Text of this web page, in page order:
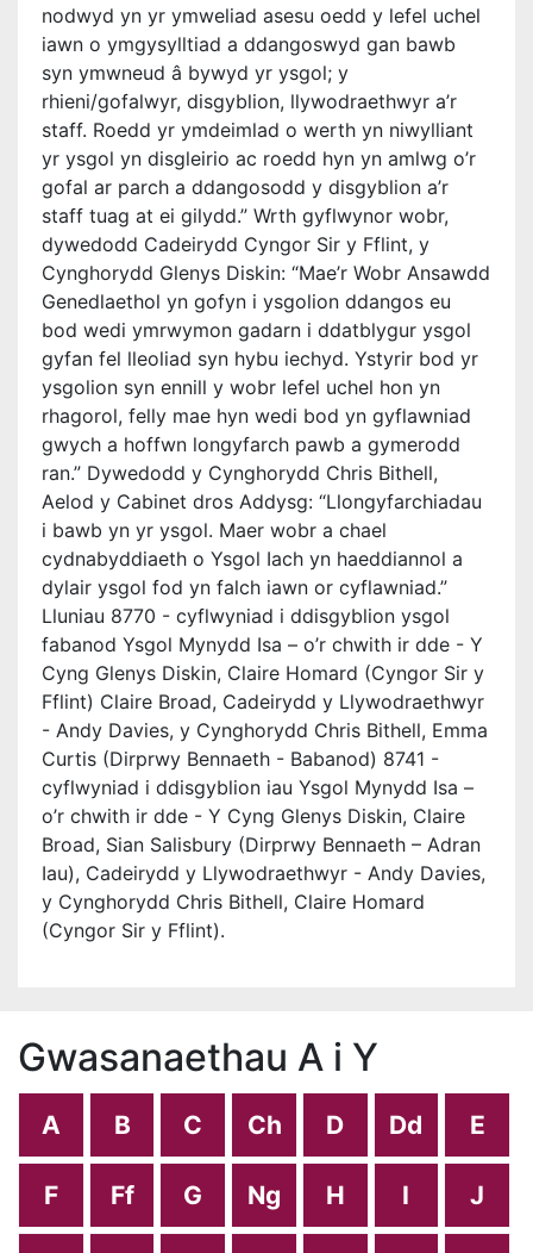
nodwyd yn yr ymweliad asesu oedd y lefel uchel
iawn o ymgysylltiad a ddangoswyd gan bawb
syn ymwneud â bywyd yr ysgol; y
rhieni/gofalwyr, disgyblion, llywodraethwyr a’r
staff. Roedd yr ymdeimlad o werth yn niwylliant
yr ysgol yn disgleirio ac roedd hyn yn amlwg o’r
gofal ar parch a ddangosodd y disgyblion a’r
staff tuag at ei gilydd.” Wrth gyflwynor wobr,
dywedodd Cadeirydd Cyngor Sir y Fflint, y
Cynghorydd Glenys Diskin: “Mae’r Wobr Ansawdd
Genedlaethol yn gofyn i ysgolion ddangos eu
bod wedi ymrwymon gadarn i ddatblygur ysgol
gyfan fel lleoliad syn hybu iechyd. Ystyrir bod yr
ysgolion syn ennill y wobr lefel uchel hon yn
rhagorol, felly mae hyn wedi bod yn gyflawniad
gwych a hoffwn longyfarch pawb a gymerodd
ran.” Dywedodd y Cynghorydd Chris Bithell,
Aelod y Cabinet dros Addysg: “Llongyfarchiadau
i bawb yn yr ysgol. Maer wobr a chael
cydnabyddiaeth o Ysgol Iach yn haeddiannol a
dylair ysgol fod yn falch iawn or cyflawniad.”
Lluniau 8770 - cyflwyniad i ddisgyblion ysgol
fabanod Ysgol Mynydd Isa – o’r chwith ir dde - Y
Cyng Glenys Diskin, Claire Homard (Cyngor Sir y
Fflint) Claire Broad, Cadeirydd y Llywodraethwyr
- Andy Davies, y Cynghorydd Chris Bithell, Emma
Curtis (Dirprwy Bennaeth - Babanod) 8741 -
cyflwyniad i ddisgyblion iau Ysgol Mynydd Isa –
o’r chwith ir dde - Y Cyng Glenys Diskin, Claire
Broad, Sian Salisbury (Dirprwy Bennaeth – Adran
Iau), Cadeirydd y Llywodraethwyr - Andy Davies,
y Cynghorydd Chris Bithell, Claire Homard
(Cyngor Sir y Fflint).
Gwasanaethau A i Y
A B C Ch D Dd E
F Ff G Ng H I J